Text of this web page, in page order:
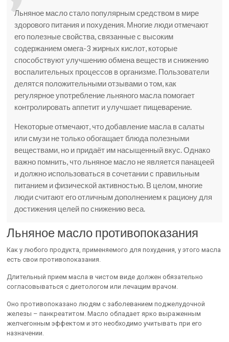
Льняное масло стало популярным средством в мире
здорового питания и похудения. Многие люди отмечают
его полезные свойства, связанные с высоким
содержанием омега-3 жирных кислот, которые
способствуют улучшению обмена веществ и снижению
воспалительных процессов в организме. Пользователи
делятся положительными отзывами о том, как
регулярное употребление льняного масла помогает
контролировать аппетит и улучшает пищеварение.
Некоторые отмечают, что добавление масла в салаты
или смузи не только обогащает блюда полезными
веществами, но и придаёт им насыщенный вкус. Однако
важно помнить, что льняное масло не является панацеей
и должно использоваться в сочетании с правильным
питанием и физической активностью. В целом, многие
люди считают его отличным дополнением к рациону для
достижения целей по снижению веса.
Льняное масло противопоказания
Как у любого продукта, применяемого для похудения, у этого масла
есть свои противопоказания.
Длительный прием масла в чистом виде должен обязательно
согласовываться с диетологом или лечащим врачом.
Оно противопоказано людям с заболеванием поджелудочной
железы – панкреатитом. Масло обладает ярко выраженным
желчегонным эффектом и это необходимо учитывать при его
назначении.